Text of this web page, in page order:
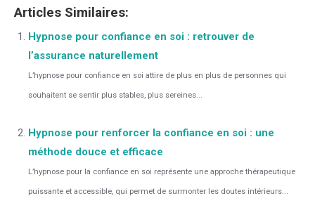
Articles Similaires:
Hypnose pour confiance en soi : retrouver de
l’assurance naturellement
L’hypnose pour confiance en soi attire de plus en plus de personnes qui
souhaitent se sentir plus stables, plus sereines...
Hypnose pour renforcer la confiance en soi : une
méthode douce et efficace
L’hypnose pour la confiance en soi représente une approche thérapeutique
puissante et accessible, qui permet de surmonter les doutes intérieurs...